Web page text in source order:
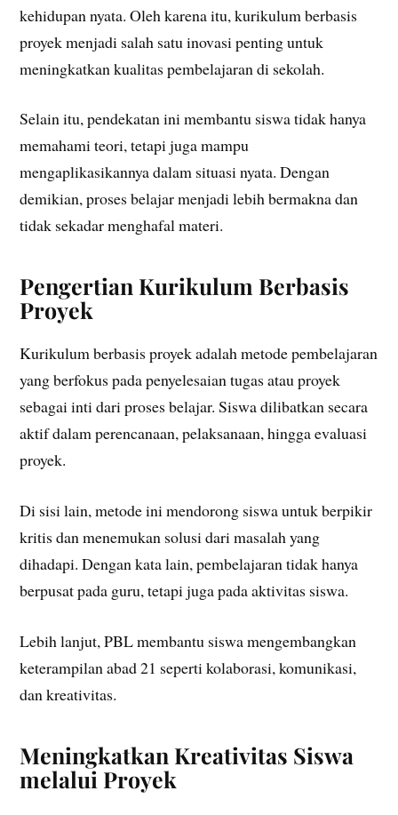
kehidupan nyata. Oleh karena itu, kurikulum berbasis
proyek menjadi salah satu inovasi penting untuk
meningkatkan kualitas pembelajaran di sekolah.
Selain itu, pendekatan ini membantu siswa tidak hanya
memahami teori, tetapi juga mampu
mengaplikasikannya dalam situasi nyata. Dengan
demikian, proses belajar menjadi lebih bermakna dan
tidak sekadar menghafal materi.
Pengertian Kurikulum Berbasis
Proyek
Kurikulum berbasis proyek adalah metode pembelajaran
yang berfokus pada penyelesaian tugas atau proyek
sebagai inti dari proses belajar. Siswa dilibatkan secara
aktif dalam perencanaan, pelaksanaan, hingga evaluasi
proyek.
Di sisi lain, metode ini mendorong siswa untuk berpikir
kritis dan menemukan solusi dari masalah yang
dihadapi. Dengan kata lain, pembelajaran tidak hanya
berpusat pada guru, tetapi juga pada aktivitas siswa.
Lebih lanjut, PBL membantu siswa mengembangkan
keterampilan abad 21 seperti kolaborasi, komunikasi,
dan kreativitas.
Meningkatkan Kreativitas Siswa
melalui Proyek